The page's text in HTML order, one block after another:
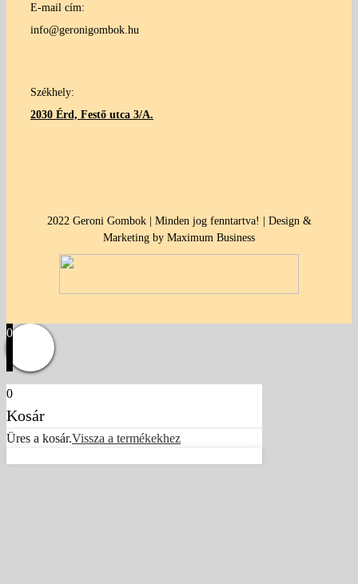
E-mail cím:
info@geronigombok.hu
Székhely:
2030 Érd, Festő utca 3/A.
2022 Geroni Gombok | Minden jog fenntartva! | Design &
Marketing by Maximum Business
0
0
Kosár
Üres a kosár.Vissza a termékekhez